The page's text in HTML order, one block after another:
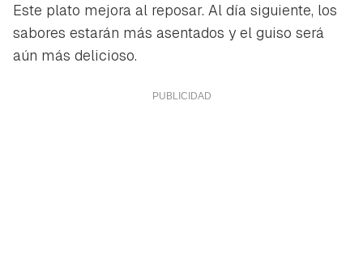
Este plato mejora al reposar. Al día siguiente, los
sabores estarán más asentados y el guiso será
aún más delicioso.